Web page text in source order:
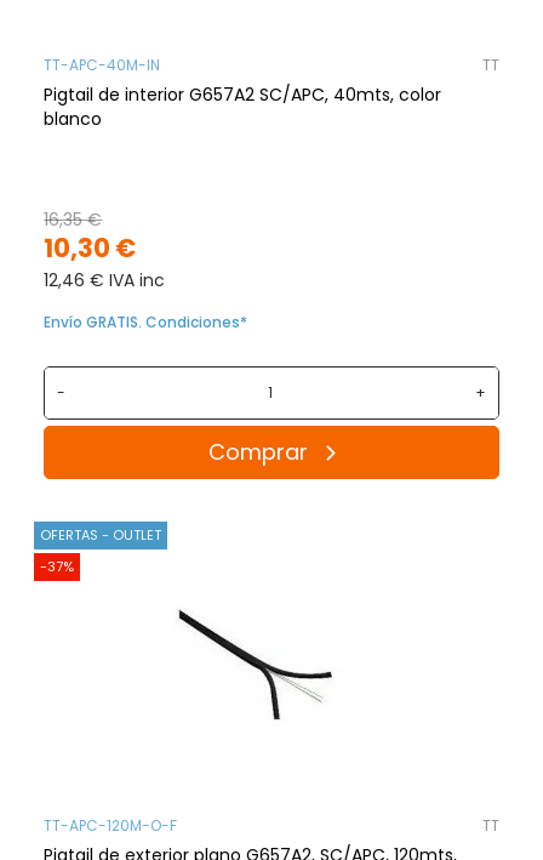
TT-APC-40M-IN TT
Pigtail de interior G657A2 SC/APC, 40mts, color
blanco
10,30 €
16,35 €
12,46 € IVA inc
Envío GRATIS. Condiciones*
- +
Comprar
OFERTAS - OUTLET
-37%
TT-APC-120M-O-F TT
Pigtail de exterior plano G657A2, SC/APC, 120mts,